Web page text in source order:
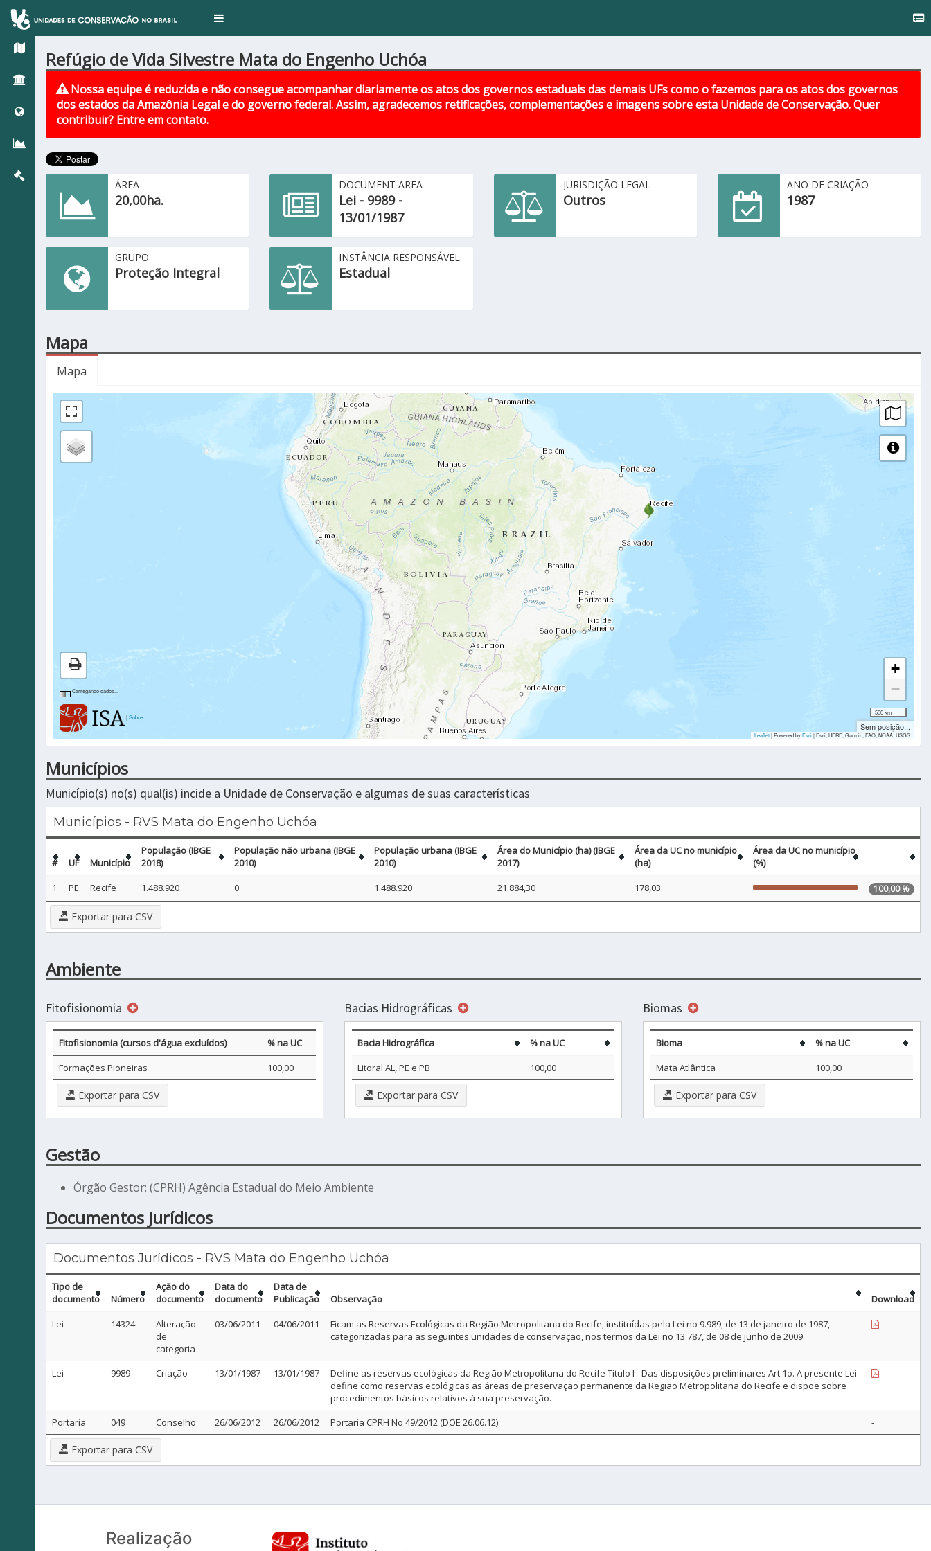
Toggle
Refúgio de Vida Silvestre Mata do Engenho Uchóa
Nossa equipe é reduzida e não consegue acompanhar diariamente os atos dos governos estaduais das demais UFs como o fazemos para os atos dos governos
dos estados da Amazônia Legal e do governo federal. Assim, agradecemos retificações, complementações e imagens sobre esta Unidade de Conservação. Quer
contribuir? Entre em contato.
ÁREA
20,00ha.
DOCUMENT AREA
Lei - 9989 -
13/01/1987
JURISDIÇÃO LEGAL
Outros
ANO DE CRIAÇÃO
1987
GRUPO
Proteção Integral
INSTÂNCIA RESPONSÁVEL
Estadual
Mapa
Mapa
Carregando dados...
|Sobre
+
−
500 km
Sem posição...
Leaflet| Powered byEsri|Esri, HERE, Garmin, FAO, NOAA, USGS
Municípios
Município(s) no(s) qual(is) incide a Unidade de Conservação e algumas de suas características
Municípios - RVS Mata do Engenho Uchóa
# UF Município
População (IBGE
2018)
População não urbana (IBGE
2010)
População urbana (IBGE
2010)
Área do Município (ha) (IBGE
2017)
Área da UC no município
(ha)
Área da UC no município
(%)
1
PE Recife 1.488.920 0 1.488.920 21.884,30 178,03 100,00 %
Exportar para CSV
Ambiente
Fitofisionomia
Fitofisionomia (cursos d'água excluídos)
% na UC
Formações Pioneiras
100,00
Exportar para CSV
Bacias Hidrográficas
Bacia Hidrográfica
% na UC
Litoral AL, PE e PB
100,00
Exportar para CSV
Biomas
Bioma
% na UC
Mata Atlântica
100,00
Exportar para CSV
Gestão
Órgão Gestor: (CPRH) Agência Estadual do Meio Ambiente
Documentos Jurídicos
Documentos Jurídicos - RVS Mata do Engenho Uchóa
Tipo de
documento
Número
Ação do
documento
Data do
documento
Data de
Publicação
Observação
Download
Lei
14324
Alteração
de
categoria
03/06/2011 04/06/2011
Ficam as Reservas Ecológicas da Região Metropolitana do Recife, instituídas pela Lei no 9.989, de 13 de janeiro de 1987,
categorizadas para as seguintes unidades de conservação, nos termos da Lei no 13.787, de 08 de junho de 2009.
Lei 9989 Criação 13/01/1987 13/01/1987
Define as reservas ecológicas da Região Metropolitana do Recife Título I - Das disposições preliminares Art.1o. A presente Lei
define como reservas ecológicas as áreas de preservação permanente da Região Metropolitana do Recife e dispõe sobre
procedimentos básicos relativos à sua preservação.
Portaria
049 Conselho 26/06/2012 26/06/2012 Portaria CPRH No 49/2012 (DOE 26.06.12) -
Exportar para CSV